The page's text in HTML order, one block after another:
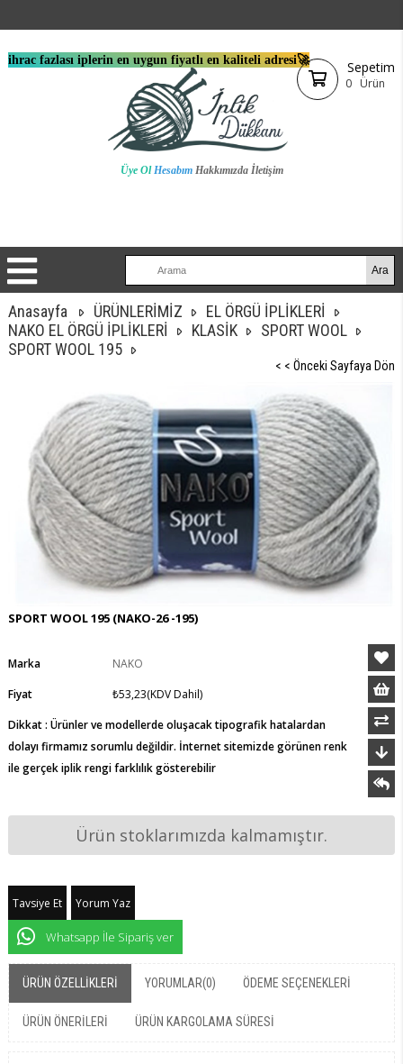
ihrac fazlası iplerin en uygun fiyatlı en kaliteli adresi🚀
Üye Ol Hesabım Hakkımızda İletişim
Sepetim
0 Ürün
Anasayfa ÜRÜNLERİMİZ
EL ÖRGÜ İPLİKLERİ
NAKO EL ÖRGÜ İPLİKLERİ
KLASİK
SPORT WOOL
SPORT WOOL 195
< < Önceki Sayfaya Dön
SPORT WOOL 195 (NAKO-26 -195)
Marka
NAKO
Fiyat
₺53,23(KDV Dahil)
Dikkat : Ürünler ve modellerde oluşacak tipografik hatalardan
dolayı firmamız sorumlu değildir. İnternet sitemizde görünen renk
ile gerçek iplik rengi farklılık gösterebilir
Ürün stoklarımızda kalmamıştır.
Tavsiye Et Yorum Yaz
Whatsapp İle Sipariş ver
ÜRÜN ÖZELLIKLERI YORUMLAR(0) ÖDEME SEÇENEKLERI
ÜRÜN ÖNERILERI ÜRÜN KARGOLAMA SÜRESI